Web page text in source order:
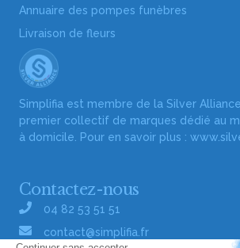
Annuaire des pompes funèbres
Livraison de fleurs
Simplifia est membre de la Silver Alliance,
premier collectif de marques dédié au
à domicile. Pour en savoir plus :
Contactez-nous
04 82 53 51 51
contact@simplifia.fr